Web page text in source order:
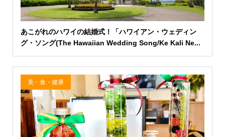
あこがれのハワイの結婚式！「ハワイアン・ウェディン
グ・ソング(The Hawaiian Wedding Song/Ke Kali Ne...
美・食・健康